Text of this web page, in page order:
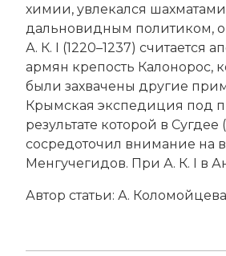
химии, увлекался
дальновидным политиком,
А. К. I (1220–1237) считается
армян крепость Калонорос,
были захвачены другие
Крымская экспедиция под
результате которой в Сугдее
сосредоточил внимание на
Менгучегидов. При А. К. I в
Автор статьи: А.